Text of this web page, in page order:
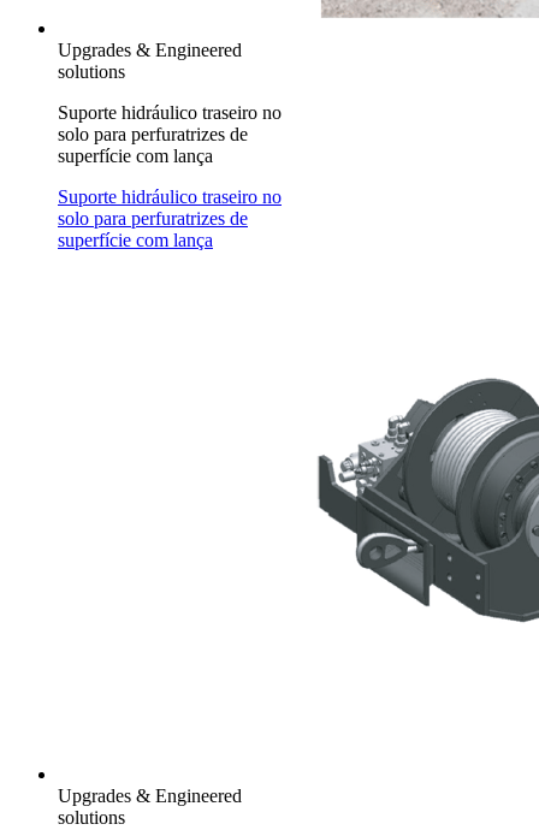
Upgrades & Engineered
solutions
Suporte hidráulico traseiro no
solo para perfuratrizes de
superfície com lança
Suporte hidráulico traseiro no
solo para perfuratrizes de
superfície com lança
Upgrades & Engineered
solutions